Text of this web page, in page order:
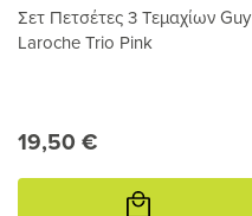
Σετ Πετσέτες 3 Τεμαχίων Guy
Laroche Trio Pink
19,50 €
Προσθήκη